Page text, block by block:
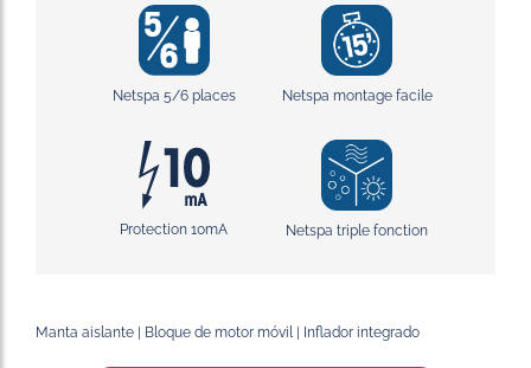
Netspa 5/6 places Netspa montage facile
Protection 10mA Netspa triple fonction
Manta aislante | Bloque de motor móvil | Inflador integrado